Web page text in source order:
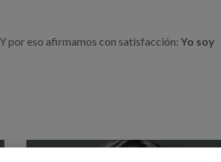
por eso afirmamos con satisfacción: Yo soy